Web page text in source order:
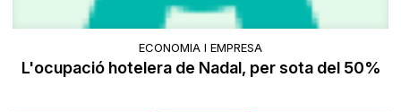
ECONOMIA I EMPRESA
L'ocupació hotelera de Nadal, per sota del 50%